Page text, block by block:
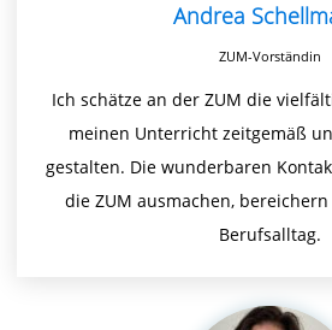
Andrea
ZUM-Vorständin
Ich schätze an der ZUM die
meinen Unterricht zeitgemäß
gestalten. Die wunderbaren
die ZUM ausmachen,
Berufsalltag.